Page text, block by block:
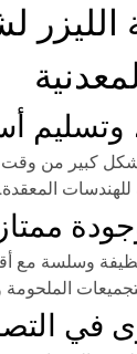
وتسليم
كبير من وقت
للهندسات المعقدة.
وسلسة مع
الملحومة
في